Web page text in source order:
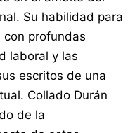
Su habilidad para
con profundas
laboral y las
escritos de una
Collado Durán
de la